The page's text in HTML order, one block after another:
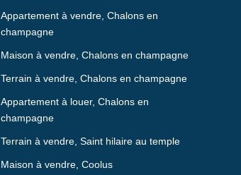
Appartement à vendre, Chalons en
champagne
Maison à vendre, Chalons en champagne
Terrain à vendre, Chalons en champagne
Appartement à louer, Chalons en
champagne
Terrain à vendre, Saint hilaire au temple
Maison à vendre, Coolus